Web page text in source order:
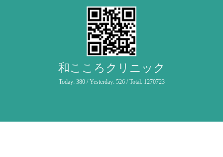
和こころクリニック
Today: 380/ Yesterday: 526/ Total: 1270723